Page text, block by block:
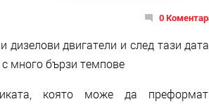
0
дизелови двигатели и след тази
много бързи темпове
която може да